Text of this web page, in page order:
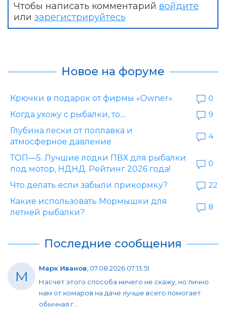
Чтобы написать комментарий войдите
или зарегистрируйтесь
Новое на форуме
Крючки в подарок от фирмы «Owner».
0
Когда ухожу с рыбалки, то....
9
Глубина лески от поплавка и
атмосферное давление
4
ТОП—5. Лучшие лодки ПВХ для рыбалки
под мотор, НДНД. Рейтинг 2026 года!
0
Что делать если забыли прикормку?
22
Какие использовать Мормышки для
летней рыбалки?
8
Последние сообщения
М Марк Иванов, 07.08.2026 07:13:51
Насчет этого способа ничего не скажу, но лично
нам от комаров на даче лучше всего помогает
обычная г...